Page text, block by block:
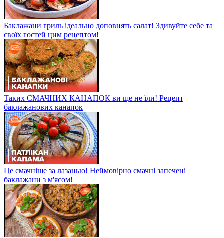
Баклажани гриль ідеально доповнять салат! Здивуйте себе та
своїх гостей цим рецептом!
Таких СМАЧНИХ КАНАПОК ви ще не їли! Рецепт
баклажанових канапок
Це смачніше за лазанью! Неймовірно смачні запечені
баклажани з м'ясом!